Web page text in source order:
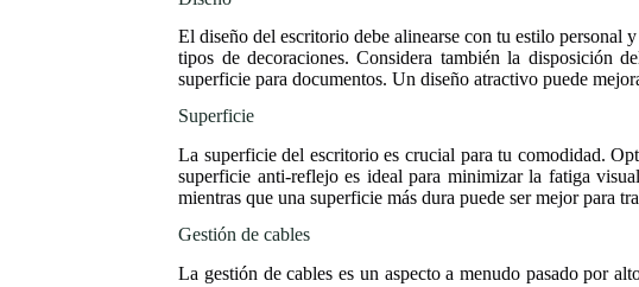
El diseño del escritorio debe alinearse con tu estilo personal
tipos de decoraciones. Considera también la disposición
superficie para documentos. Un diseño atractivo puede
Superficie
La superficie del escritorio es crucial para tu comodidad.
superficie anti-reflejo es ideal para minimizar la fatiga
mientras que una superficie más dura puede ser mejor para
Gestión de cables
La gestión de cables es un aspecto a menudo pasado por